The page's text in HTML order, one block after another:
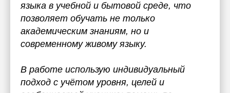
языка в учебной и бытовой среде, что
позволяет обучать не только
академическим знаниям, но и
современному живому языку.
В работе использую индивидуальный
подход с учётом уровня, целей и